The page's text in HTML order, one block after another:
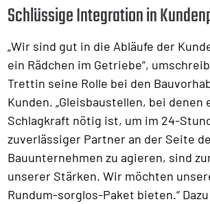
Schlüssige Integration in
„Wir sind gut in die Abläufe der
ein Rädchen im Getriebe“,
Trettin seine Rolle bei den
Kunden. „Gleisbaustellen, bei denen
Schlagkraft nötig ist, um im 24-
zuverlässiger Partner an der Seite
Bauunternehmen zu agieren, sind
unserer Stärken. Wir möchten
Rundum-sorglos-Paket bieten.“